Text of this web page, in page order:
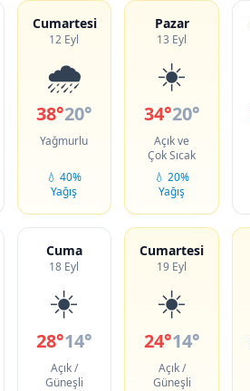
Cumartesi
12 Eyl
🌧️
38°20°
Yağmurlu
💧 40%
Yağış
Pazar
13 Eyl
☀️
34°20°
Açık ve
Çok Sıcak
💧 20%
Yağış
Cuma
18 Eyl
☀️
28°14°
Açık /
Güneşli
Cumartesi
19 Eyl
☀️
24°14°
Açık /
Güneşli